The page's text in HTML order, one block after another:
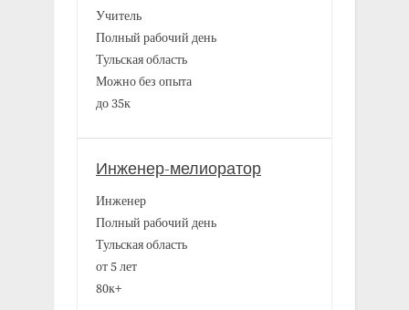
Учитель
Полный рабочий день
Тульская область
Можно без опыта
до 35к
Инженер-мелиоратор
Инженер
Полный рабочий день
Тульская область
от 5 лет
80к+